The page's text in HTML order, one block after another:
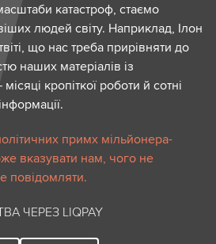
катастроф, стаємо
людей світу. Наприклад, Ілон
що нас треба прирівняти до
наших матеріалів із
кропіткої роботи й сотні
примх мільйонера-
вказувати нам, чого не
повідомляти.
ЧЕРЕЗ LIQPAY